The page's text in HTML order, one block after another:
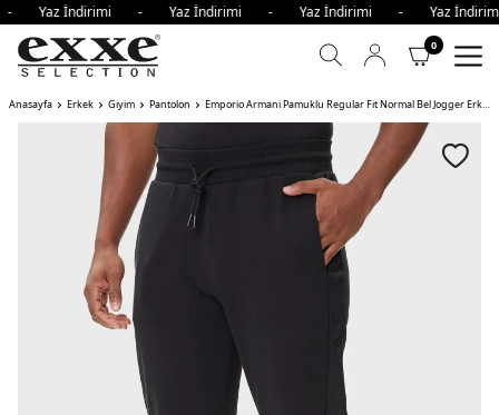
Yaz İndirimi - Yaz İndirimi - Yaz İndirimi - Yaz
0
Anasayfa Erkek Giyim Pantolon Emporio Armani Pamuklu Regular Fit Normal Bel Jogger Erkek Pantolon